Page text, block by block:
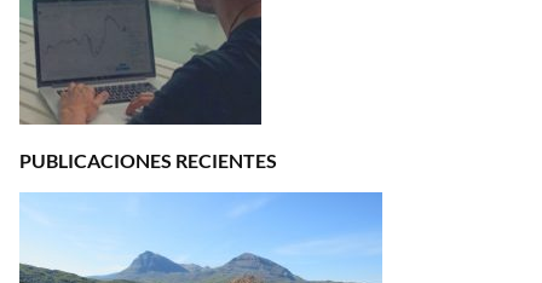
PUBLICACIONES RECIENTES